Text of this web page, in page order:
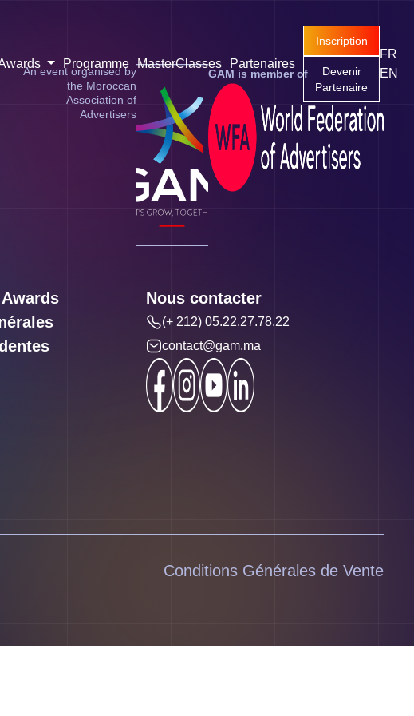
Inscription
Devenir
Partenaire
FR
EN
Programme MasterClasses Partenaires
An event organised by
the Moroccan
Association of
Advertisers
GAM is member of
Nous contacter
(+ 212) 05.22.27.78.22
contact@gam.ma
Conditions Générales de Vente